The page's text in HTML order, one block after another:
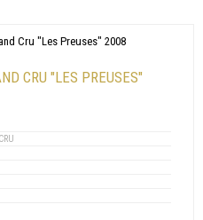
CRU "LES PREUSES"